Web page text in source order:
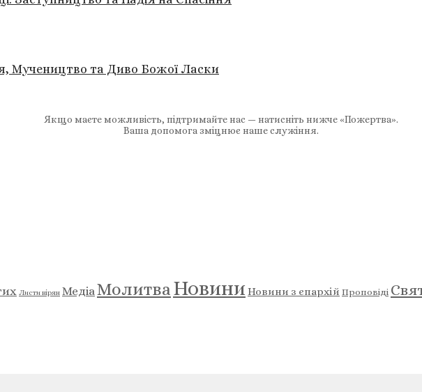
Мучеництво та Диво Божої Ласки
Якщо маєте можливість, підтримайте нас — натисніть нижче «Пожертва».
Ваша допомога зміцнює наше служіння.
Листи вірян Медіа Молитва Новини Новини з єпархій Проповіді